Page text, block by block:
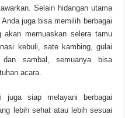
Selain hidangan utama
juga bisa memilih berbagai
akan memuaskan selera tamu
kebuli, sate kambing, gulai
sambal, semuanya bisa
acara.
juga siap melayani berbagai
lebih sehat atau lebih sesuai